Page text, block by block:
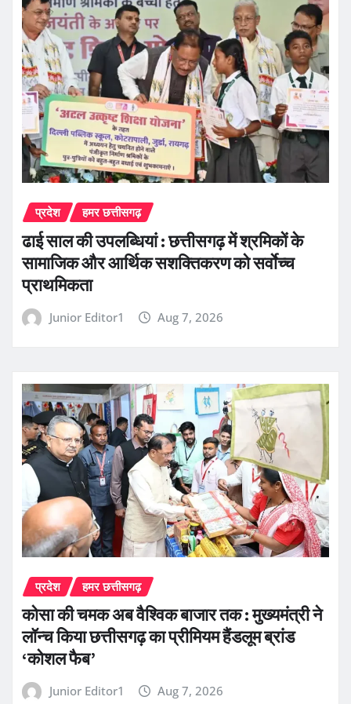
प्रदेश हमर छत्तीसगढ़
ढाई साल की उपलब्धियां : छत्तीसगढ़ में श्रमिकों के
सामाजिक और आर्थिक सशक्तिकरण को सर्वाेच्च
प्राथमिकता
Junior Editor1 Aug 7, 2026
प्रदेश हमर छत्तीसगढ़
कोसा की चमक अब वैश्विक बाजार तक : मुख्यमंत्री ने
लॉन्च किया छत्तीसगढ़ का प्रीमियम हैंडलूम ब्रांड
‘कोशल फैब’
Junior Editor1 Aug 7, 2026